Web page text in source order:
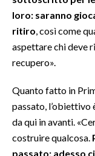
loro: saranno
ritiro, così come
aspettare chi deve
recupero».
Quanto fatto in
passato, l’obiettivo
da qui in avanti.
costruire qualcosa.
passato: adesso